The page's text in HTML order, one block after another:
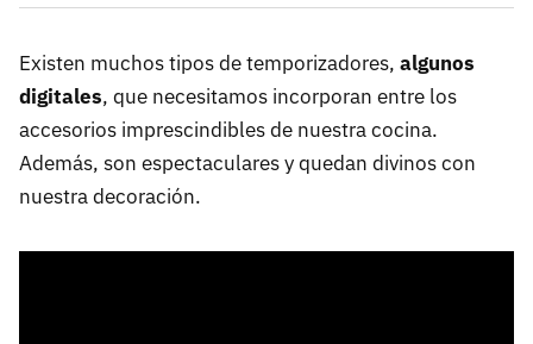
Existen muchos tipos de temporizadores, algunos
digitales, que necesitamos incorporan entre los
accesorios imprescindibles de nuestra cocina.
Además, son espectaculares y quedan divinos con
nuestra decoración.